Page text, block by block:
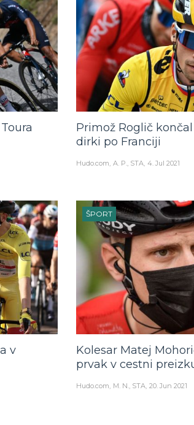
Primož Roglič
dirki po Franciji
Hudo.com A. P., STA 4. Jul 2021
v
ŠPORT
Kolesar Matej
prvak v cestni
Hudo.com M. N., STA 20. Jun 2021